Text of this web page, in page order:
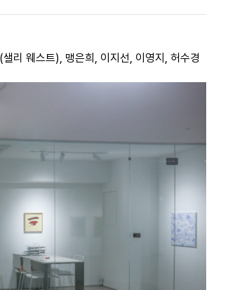
웨스트), 맹은희, 이지선, 이영지, 허수경